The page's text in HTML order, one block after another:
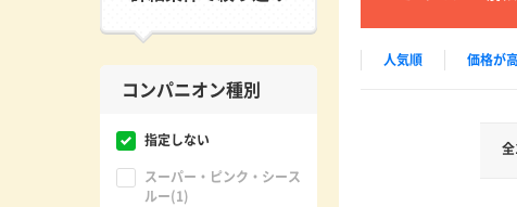
人気順 価格が
コンパニオン種別
指定しない
スーパー・ピンク・シース
ルー(1)